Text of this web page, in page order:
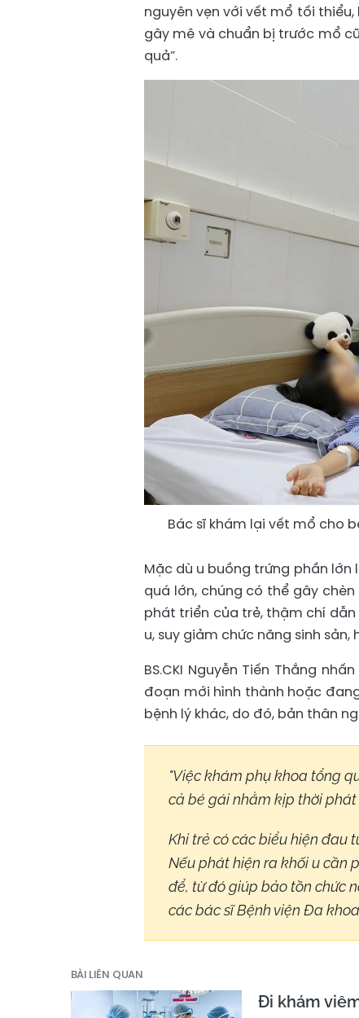
nguyên vẹn với vết mổ tối
gây mê và chuẩn bị trước mổ
quả”.
Bác sĩ khám lại vết mổ cho
Mặc dù u buồng trứng phần lớn
quá lớn, chúng có thể gây
phát triển của trẻ, thậm chí dẫn
u, suy giảm chức năng sinh
BS.CKI Nguyễn Tiến Thắng
đoạn mới hình thành hoặc
bệnh lý khác, do đó, bản thân
"Việc khám phụ khoa tổng
cả bé gái nhằm kịp thời
Khi trẻ có các biểu hiện đau
Nếu phát hiện ra khối u cần
để, từ đó giúp bảo tồn chức
các bác sĩ Bệnh viện Đa
BÀI LIÊN QUAN
Đi khám